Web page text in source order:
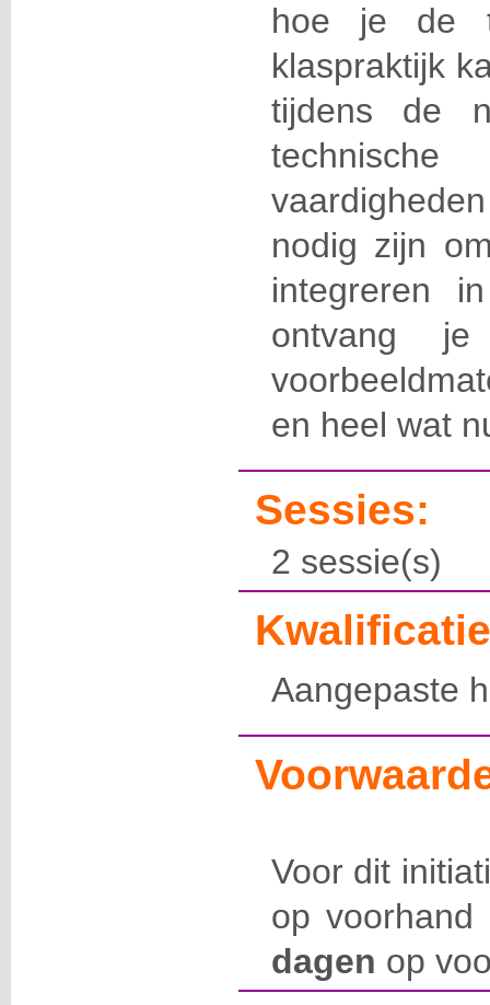
hoe je de
klaspraktijk
tijdens de
nodig zijn
integreren
ontvang je
en heel wat
Sessies:
2 sessie(s)
Aangepaste
Voor dit
op
dagen op